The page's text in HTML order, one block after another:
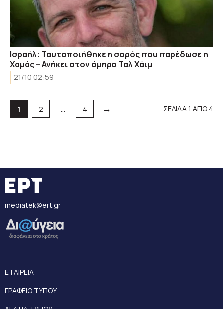
Ισραήλ: Ταυτοποιήθηκε η σορός που παρέδωσε η
Χαμάς – Ανήκει στον όμηρο Ταλ Χάιμ
21/10 02:59
Σελίδα
1 Σελίδα
2 … Σελίδα
4 → ΣΕΛΙΔΑ 1 ΑΠΟ 4
mediatek@ert.gr
ΕΤΑΙΡΕΙΑ
ΓΡΑΦΕΙΟ ΤΥΠΟΥ